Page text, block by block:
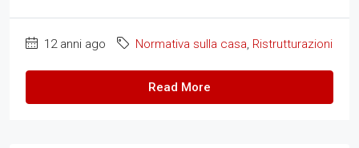
12 anni ago Normativa sulla casa, Ristrutturazioni
Read More